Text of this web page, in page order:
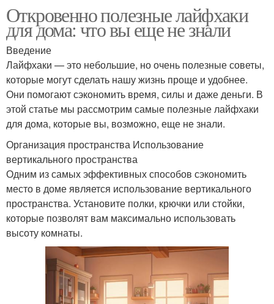
Откровенно полезные лайфхаки
для дома: что вы еще не знали
Введение
Лайфхаки — это небольшие, но очень полезные советы,
которые могут сделать нашу жизнь проще и удобнее.
Они помогают сэкономить время, силы и даже деньги. В
этой статье мы рассмотрим самые полезные лайфхаки
для дома, которые вы, возможно, еще не знали.
Организация пространства Использование
вертикального пространства
Одним из самых эффективных способов сэкономить
место в доме является использование вертикального
пространства. Установите полки, крючки или стойки,
которые позволят вам максимально использовать
высоту комнаты.